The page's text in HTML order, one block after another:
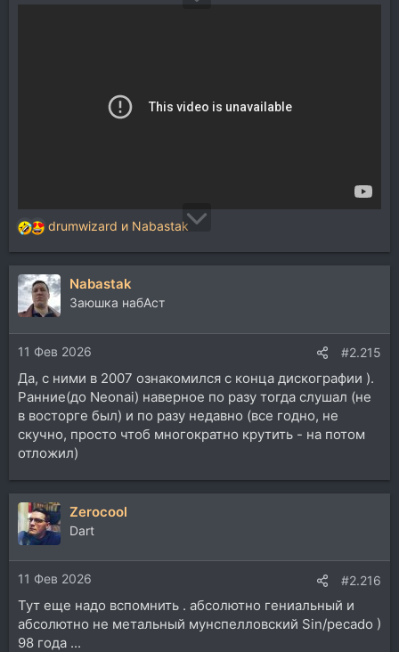
Р
е
а
к
ц
и
и
:
drumwizard и Nabastak
Nabastak
Заюшка набАст
11 Фев 2026 #2.215
Да, с ними в 2007 ознакомился с конца дискографии ).
Ранние(до Neonai) наверное по разу тогда слушал (не
в восторге был) и по разу недавно (все годно, не
скучно, просто чтоб многократно крутить - на потом
отложил)
Zerocool
Dart
11 Фев 2026 #2.216
Тут еще надо вспомнить . абсолютно гениальный и
абсолютно не метальный мунспелловский Sin/pecado )
98 года ...